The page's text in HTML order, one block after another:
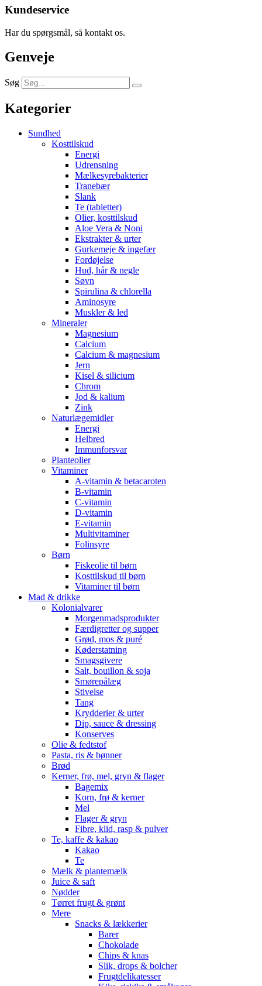
Kundeservice
Har du spørgsmål, så kontakt os.
Genveje
Søg
Kategorier
Sundhed
Kosttilskud
Energi
Udrensning
Mælkesyrebakterier
Tranebær
Slank
Te (tabletter)
Olier, kosttilskud
Aloe Vera & Noni
Ekstrakter & urter
Gurkemeje & ingefær
Fordøjelse
Hud, hår & negle
Søvn
Spirulina & chlorella
Aminosyre
Muskler & led
Mineraler
Magnesium
Calcium
Calcium & magnesium
Jern
Kisel & silicium
Chrom
Jod & kalium
Zink
Naturlægemidler
Energi
Helbred
Immunforsvar
Planteolier
Vitaminer
A-vitamin & betacaroten
B-vitamin
C-vitamin
D-vitamin
E-vitamin
Multivitaminer
Folinsyre
Børn
Fiskeolie til børn
Kosttilskud til børn
Vitaminer til børn
Mad & drikke
Kolonialvarer
Morgenmadsprodukter
Færdigretter og supper
Grød, mos & puré
Køderstatning
Smagsgivere
Salt, bouillon & soja
Smørepålæg
Stivelse
Tang
Krydderier & urter
Dip, sauce & dressing
Konserves
Olie & fedtstof
Pasta, ris & bønner
Brød
Kerner, frø, mel, gryn & flager
Bagemix
Korn, frø & kerner
Mel
Flager & gryn
Fibre, klid, rasp & pulver
Te, kaffe & kakao
Kakao
Te
Mælk & plantemælk
Juice & saft
Nødder
Tørret frugt & grønt
Mere
Snacks & lækkerier
Barer
Chokolade
Chips & knas
Slik, drops & bolcher
Frugtdelikatesser